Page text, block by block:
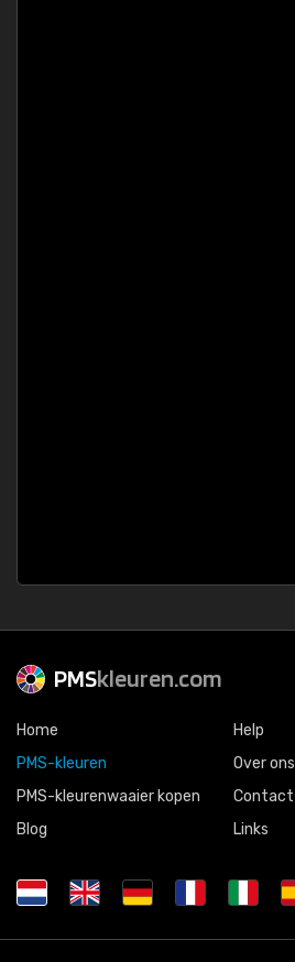
PMSkleuren.com
Home
PMS-kleuren
PMS-kleurenwaaier kopen
Blog
Help
Over ons
Contact
Links